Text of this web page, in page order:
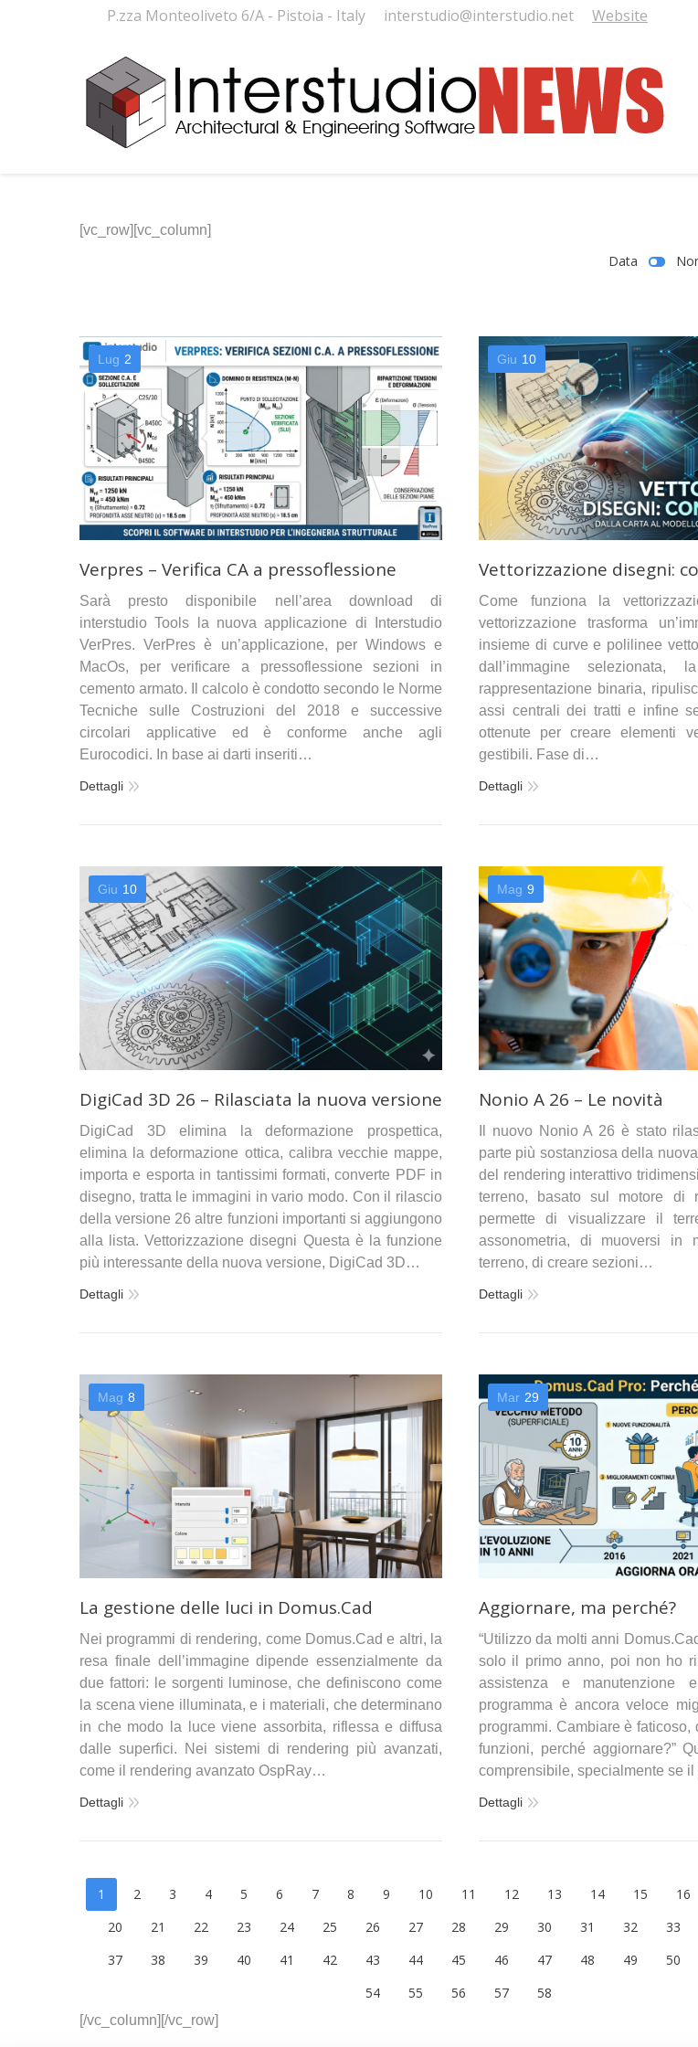
P.zza Monteoliveto 6/A - Pistoia - Italy interstudio@interstudio.net Website
[vc_row][vc_column]
Data
Lug 2
Verpres – Verifica CA a pressoflessione
Sarà presto disponibile nell’area download di
interstudio Tools la nuova applicazione di Interstudio
VerPres. VerPres è un’applicazione, per Windows e
MacOs, per verificare a pressoflessione sezioni in
cemento armato. Il calcolo è condotto secondo le Norme
Tecniche sulle Costruzioni del 2018 e successive
circolari applicative ed è conforme anche agli
Eurocodici. In base ai darti inseriti…
Dettagli
Giu 10
Vettorizzazione disegni:
Come funziona la
vettorizzazione trasforma
insieme di curve e polilinee
dall’immagine
rappresentazione binaria,
assi centrali dei tratti e infine
ottenute per creare elementi
gestibili. Fase di…
Dettagli
Giu 10
DigiCad 3D 26 – Rilasciata la nuova versione
DigiCad 3D elimina la deformazione prospettica,
elimina la deformazione ottica, calibra vecchie mappe,
importa e esporta in tantissimi formati, converte PDF in
disegno, tratta le immagini in vario modo. Con il rilascio
della versione 26 altre funzioni importanti si aggiungono
alla lista. Vettorizzazione disegni Questa è la funzione
più interessante della nuova versione, DigiCad 3D…
Dettagli
Mag 9
Nonio A 26 – Le novità
Il nuovo Nonio A 26 è stato
parte più sostanziosa della
del rendering interattivo
terreno, basato sul motore di
permette di visualizzare il
assonometria, di muoversi in
terreno, di creare sezioni…
Dettagli
Mag 8
La gestione delle luci in Domus.Cad
Nei programmi di rendering, come Domus.Cad e altri, la
resa finale dell’immagine dipende essenzialmente da
due fattori: le sorgenti luminose, che definiscono come
la scena viene illuminata, e i materiali, che determinano
in che modo la luce viene assorbita, riflessa e diffusa
dalle superfici. Nei sistemi di rendering più avanzati,
come il rendering avanzato OspRay…
Dettagli
Mar 29
Aggiornare, ma perché?
“Utilizzo da molti anni
solo il primo anno, poi non ho
assistenza e
programma è ancora veloce
programmi. Cambiare è faticoso,
funzioni, perché aggiornare?”
comprensibile, specialmente se
Dettagli
1 2 3 4 5 6 7 8 9 10 11 12 13 14 15 16
20
21 22 23 24 25 26 27 28 29 30 31 32 33
37
38 39 40 41 42 43 44 45 46 47 48 49 50
54
55 56 57 58
[/vc_column][/vc_row]